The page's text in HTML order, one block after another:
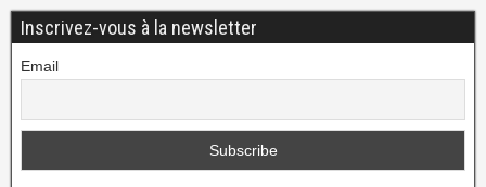
Inscrivez-vous à la newsletter
Email